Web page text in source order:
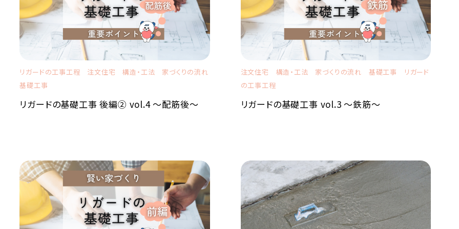
リガードの工事工程 注文住宅 構造・工法
家づくりの流れ
基礎工事
リガードの基礎工事 後編② vol.4 ～配筋後～
注文住宅 構造・工法 家づくりの流れ 基礎工事
リガード
の工事工程
リガードの基礎工事 vol.3 ～鉄筋～